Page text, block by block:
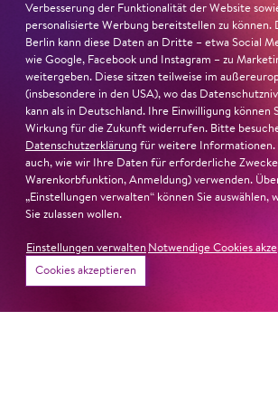
26. Juni 2026
Ambur Braid für DER
nominiert
Ambur Braidist für den Deutschen
FAUST nominiert in der Kategorie
Katerina Lwowna Ismailowa in Barrie
Verbesserung der Funktionalität der Website
personalisierte Werbung bereitstellen zu können.
Berlin kann diese Daten an Dritte – etwa Social
wie Google, Facebook und Instagram – zu
weitergeben. Diese sitzen teilweise im
(insbesondere in den USA), wo das
kann als in Deutschland. Ihre Einwilligung können
Wirkung für die Zukunft widerrufen. Bitte
Datenschutzerklärung für weitere Informationen.
auch, wie wir Ihre Daten für erforderliche
Warenkorbfunktion, Anmeldung) verwenden.
„Einstellungen verwalten“ können Sie auswählen,
Sie zulassen wollen.
Einstellungen verwalten Notwendige Cookies
Cookies akzeptieren